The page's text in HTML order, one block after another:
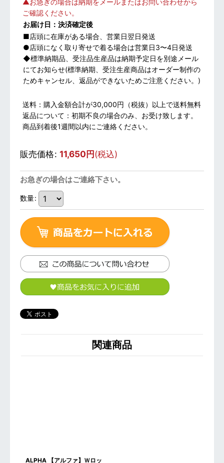
▲お急ぎの場合は納期をメールまたはお問い合わせから
ご確認ください。
お届け日：決済確定後
■店頭に在庫がある場合、営業日翌日発送
●店頭になく取り寄せで着る場合は営業日3〜4日発送
◆標準納期品、受注品生産品は納期予定日を別途メール
にてお知らせ(標準納期、受注生産商品はオーダー制作の
ためキャンセル、返品ができないためご注意ください。)
送料：購入金額合計が30,000円（税抜）以上で送料無料
返品について：初期不良の場合のみ、お受け致します。
商品到着後1週間以内にご連絡ください。
販売価格: 11,650円(税込)
お急ぎの場合はご連絡下さい。
数量:
関連商品
ALPHA 【アルファ】Ｗロッ